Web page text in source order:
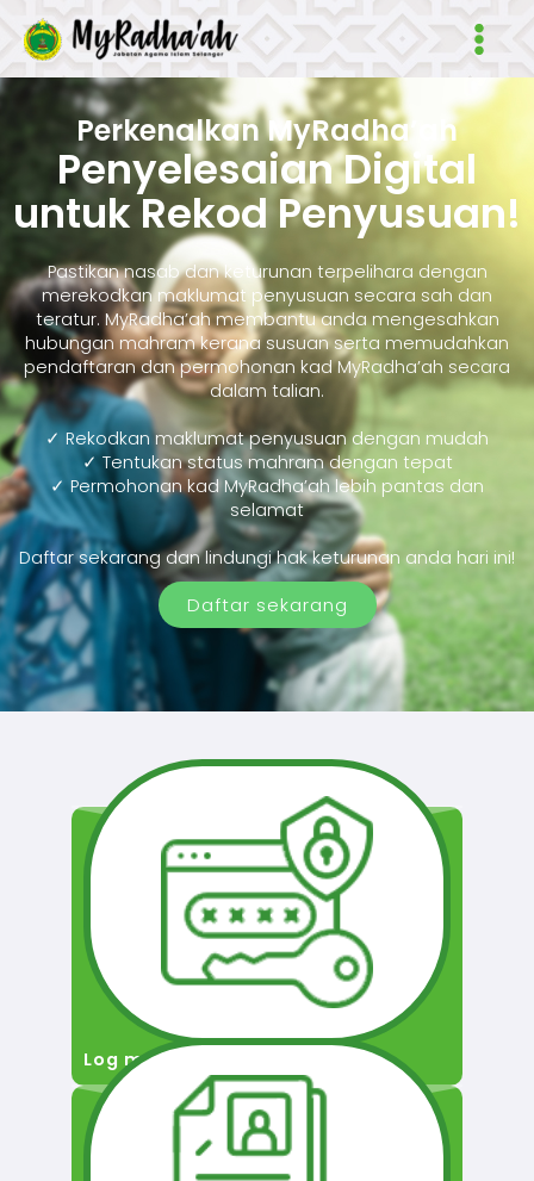
Main
Perkenalkan MyRadha’ah
Penyelesaian Digital
untuk Rekod Penyusuan!
Pastikan nasab dan keturunan terpelihara dengan
merekodkan maklumat penyusuan secara sah dan
teratur. MyRadha’ah membantu anda mengesahkan
hubungan mahram kerana susuan serta memudahkan
pendaftaran dan permohonan kad MyRadha’ah secara
dalam talian.
✓ Rekodkan maklumat penyusuan dengan mudah
✓ Tentukan status mahram dengan tepat
✓ Permohonan kad MyRadha’ah lebih pantas dan
selamat
Daftar sekarang dan lindungi hak keturunan anda hari ini!
Daftar sekarang
Log masuk